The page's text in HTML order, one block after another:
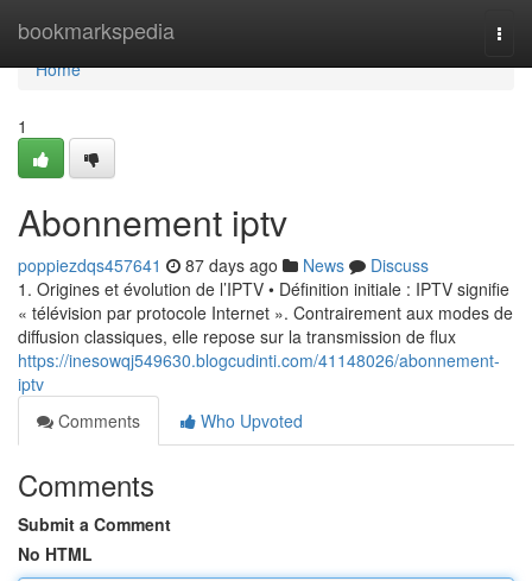
bookmarkspedia
Home
Home
1
Abonnement iptv
poppiezdqs457641 87 days ago News
Discuss
1. Origines et évolution de l’IPTV • Définition initiale : IPTV signifie
« télévision par protocole Internet ». Contrairement aux modes de
diffusion classiques, elle repose sur la transmission de flux
https://inesowqj549630.blogcudinti.com/41148026/abonnement-
iptv
Comments
Who Upvoted
Comments
Submit a Comment
No HTML